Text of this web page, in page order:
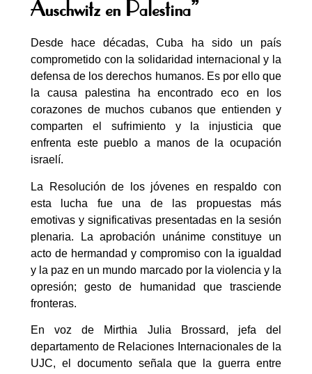
Auschwitz en Palestina”
Desde hace décadas, Cuba ha sido un país
comprometido con la solidaridad internacional y la
defensa de los derechos humanos. Es por ello que
la causa palestina ha encontrado eco en los
corazones de muchos cubanos que entienden y
comparten el sufrimiento y la injusticia que
enfrenta este pueblo a manos de la ocupación
israelí.
La Resolución de los jóvenes en respaldo con
esta lucha fue una de las propuestas más
emotivas y significativas presentadas en la sesión
plenaria. La aprobación unánime constituye un
acto de hermandad y compromiso con la igualdad
y la paz en un mundo marcado por la violencia y la
opresión; gesto de humanidad que trasciende
fronteras.
En voz de Mirthia Julia Brossard, jefa del
departamento de Relaciones Internacionales de la
UJC, el documento señala que la guerra entre